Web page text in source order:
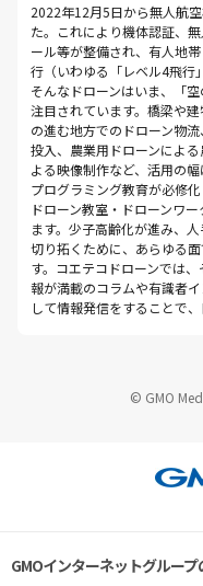
2022年12月5日から無人航
た。これにより機体認証、
ール等が整備され、有人地
行（いわゆる「レベル4飛行
そんなドローンはいま、「
注目されています。橋梁や
の進む地方でのドローン物
投入、農業用ドローンによ
よる映像制作など、活用の
プログラミング教育が必修
ドローン教室・ドローンワ
ます。少子高齢化が進み、
切り拓くために、あらゆる
す。コエテコドローンでは
報が満載のコラムや有識者
して情報発信をすることで、
© GMO
GMOインターネットグルー